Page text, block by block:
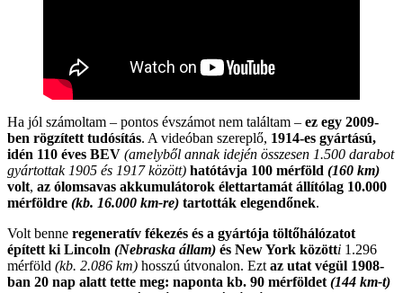
Ha jól számoltam – pontos évszámot nem találtam – ez egy 2009-
ben rögzített tudósítás. A videóban szereplő, 1914-es gyártású,
idén 110 éves BEV (amelyből annak idején összesen 1.500 darabot
gyártottak 1905 és 1917 között) hatótávja 100 mérföld (160 km)
volt, az ólomsavas akkumulátorok élettartamát állítólag 10.000
mérföldre (kb. 16.000 km-re) tartották elegendőnek.
Volt benne regeneratív fékezés és a gyártója töltőhálózatot
épített ki Lincoln (Nebraska állam) és New York közötti 1.296
mérföld (kb. 2.086 km) hosszú útvonalon. Ezt az utat végül 1908-
ban 20 nap alatt tette meg: naponta kb. 90 mérföldet (144 km-t)